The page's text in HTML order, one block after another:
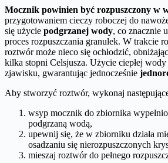
Mocznik powinien być rozpuszczony w
przygotowaniem cieczy roboczej do
się użycie podgrzanej wody, co znacznie
proces rozpuszczania granulek. W trakcie
roztwór może nieco się ochłodzić,
kilka stopni Celsjusza. Użycie ciepłej wody
zjawisku, gwarantując jednocześnie
Aby stworzyć roztwór, wykonaj
wsyp mocznik do zbiornika
podgrzaną wodą,
upewnij się, że w zbiorniku działa
osadzaniu się nierozpuszczonych
mieszaj roztwór do pełnego